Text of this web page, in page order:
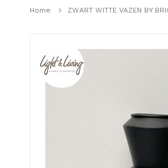
Home ZWART WITTE VAZEN BY